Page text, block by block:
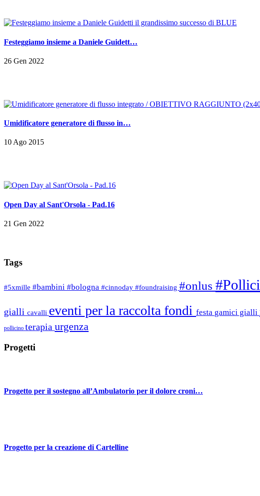
Festeggiamo insieme a Daniele Guidett…
26 Gen 2022
Umidificatore generatore di flusso in…
10 Ago 2015
Open Day al Sant'Orsola - Pad.16
21 Gen 2022
Tags
#5xmille #bambini #bologna #cinnoday #foundraising #onlus
gialli cavalli eventi per la raccolta fondi festa gamici gialli
pollicino terapia urgenza
Progetti
Progetto per il sostegno all’Ambulatorio per il dolore croni…
Progetto per la creazione di Cartelline